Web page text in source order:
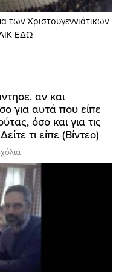
των Χριστουγεννιάτικων
ΕΔΩ
αν και
για αυτά που είπε
όσο και για τις
τι είπε (Βίντεο)